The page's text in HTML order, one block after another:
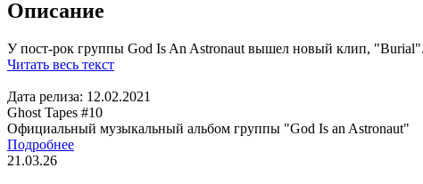
Описание
У пост-рок группы God Is An Astronaut вышел новый клип, "Burial".
Читать весь текст
Дата релиза: 12.02.2021
Ghost Tapes #10
Официальный музыкальный альбом группы "God Is an Astronaut"
Подробнее
21.03.26